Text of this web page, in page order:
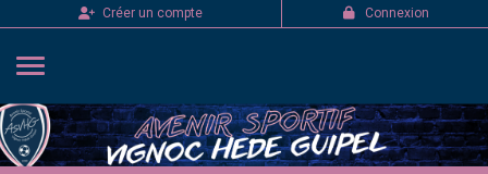
Créer un compte Connexion
Panneau de gestion des cookies